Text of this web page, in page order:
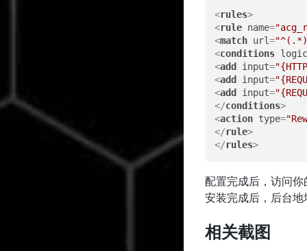
<rules>
<rule name=
<match url=
<conditions
<add input=
<add input=
<add input=
</conditions>
<action type=
</rule>
</rules>
配置完成后，访问
安装完成后，后台地
相关截图